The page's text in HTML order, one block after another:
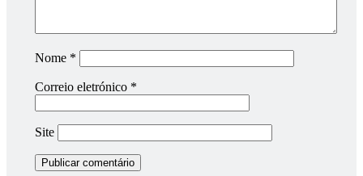
Nome *
Correio eletrónico *
Site